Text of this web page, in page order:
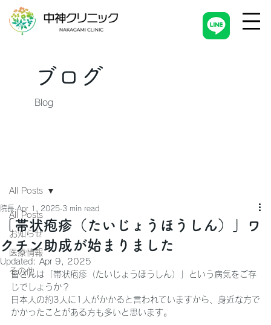
All Posts
お知らせ
医療情報
その他
All Posts
「帯状疱疹（たいじょうほうしん）」ワ
クチン助成が始まりました
院長 Apr 1, 2025 3 min read
Updated: Apr 9, 2025
皆さんは「帯状疱疹（たいじょうほうしん）」という病気をご存
じでしょうか？
日本人の約3人に1人がかかると言われていますから、身近な方で
かかったことがある方も多いと思います。
ブログ
Blog